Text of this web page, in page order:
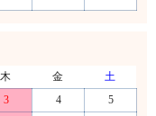
木 金
土
3 4
5